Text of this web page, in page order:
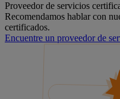
Proveedor de servicios
Recomendamos hablar con
certificados.
Encuentre un proveedor de